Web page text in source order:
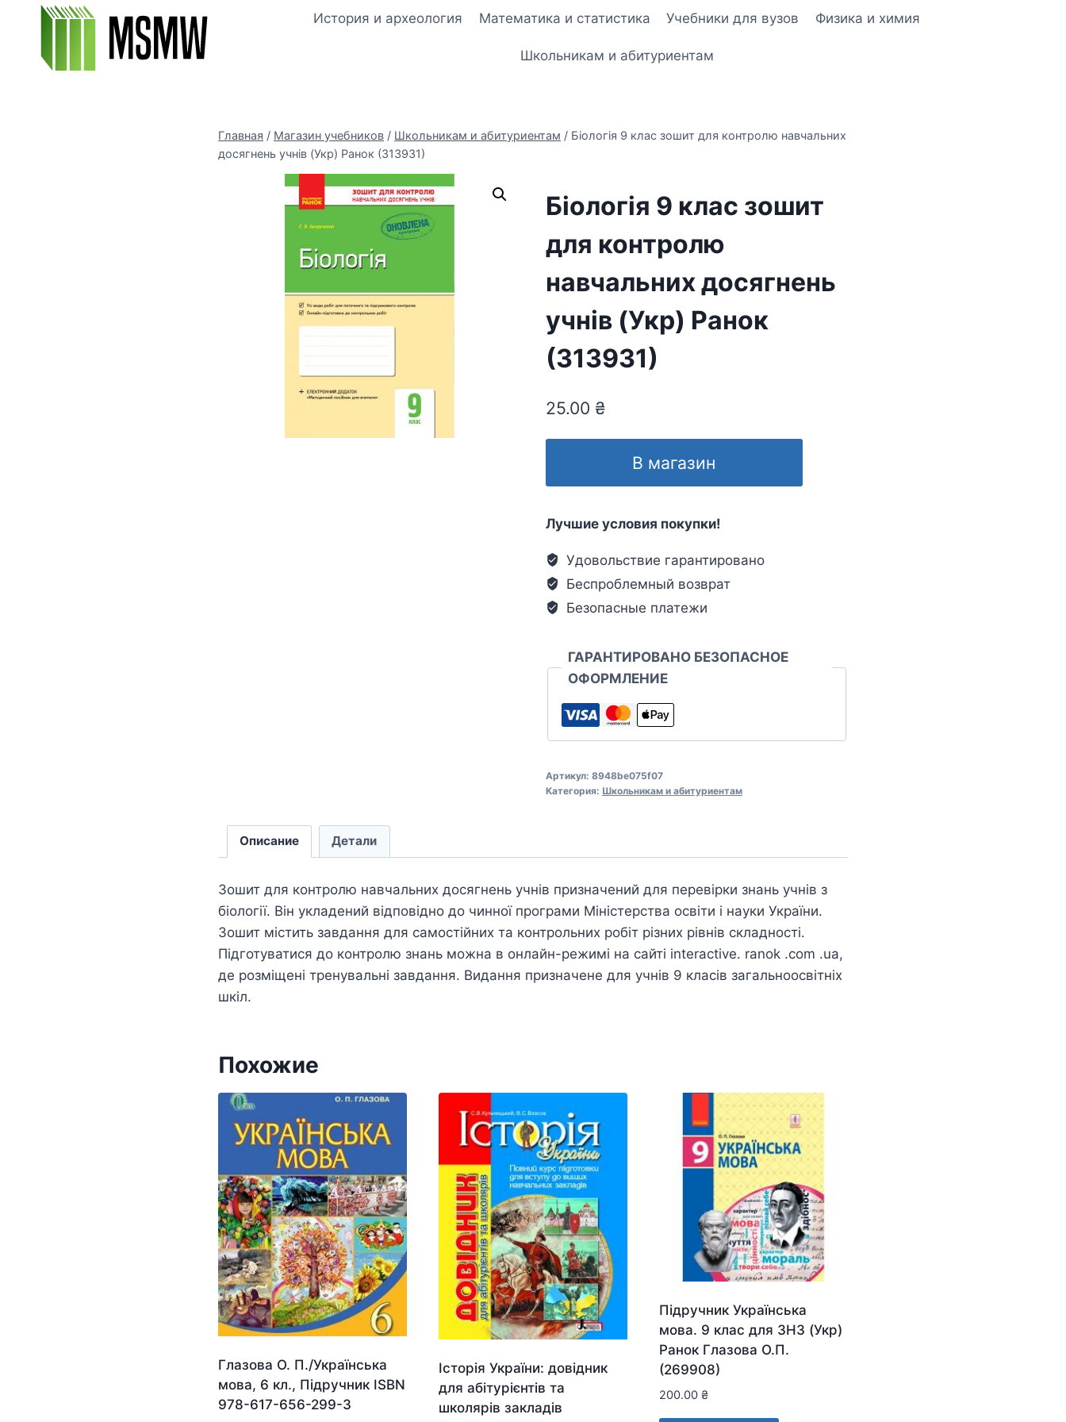
Перейти
содержимому
История и археология Математика и статистика Учебники для вузов Физика и химия
Школьникам и абитуриентам
Главная / Магазин учебников / Школьникам и абитуриентам / Біологія 9 клас зошит для контролю навчальних
досягнень учнів (Укр) Ранок (313931)
Біологія 9 клас зошит
для контролю
навчальних досягнень
учнів (Укр) Ранок
(313931)
25.00 ₴
В магазин
Лучшие условия покупки!
Удовольствие гарантировано
Беспроблемный возврат
Безопасные платежи
ГАРАНТИРОВАНО БЕЗОПАСНОЕ
ОФОРМЛЕНИЕ
Артикул: 8948be075f07
Категория: Школьникам и абитуриентам
Описание Детали
Зошит для контролю навчальних досягнень учнів призначений для перевірки знань учнів з
біології. Він укладений відповідно до чинної програми Міністерства освіти і науки України.
Зошит містить завдання для самостійних та контрольних робіт різних рівнів складності.
Підготуватися до контролю знань можна в онлайн-режимі на сайті interactive. ranok .com .ua,
де розміщені тренувальні завдання. Видання призначене для учнів 9 класів загальноосвітніх
шкіл.
Похожие
Глазова О. П./Українська
мова, 6 кл., Підручник ISBN
978-617-656-299-3
Історія України: довідник
для абітурієнтів та
школярів закладів
Підручник Українська
мова. 9 клас для ЗНЗ (Укр)
Ранок Глазова О.П.
(269908)
200.00 ₴